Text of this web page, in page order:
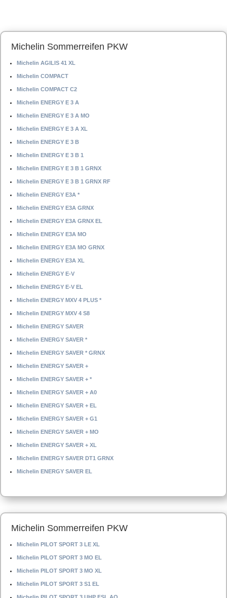
Michelin Sommerreifen PKW
Michelin AGILIS 41 XL
Michelin COMPACT
Michelin COMPACT C2
Michelin ENERGY E 3 A
Michelin ENERGY E 3 A MO
Michelin ENERGY E 3 A XL
Michelin ENERGY E 3 B
Michelin ENERGY E 3 B 1
Michelin ENERGY E 3 B 1 GRNX
Michelin ENERGY E 3 B 1 GRNX RF
Michelin ENERGY E3A *
Michelin ENERGY E3A GRNX
Michelin ENERGY E3A GRNX EL
Michelin ENERGY E3A MO
Michelin ENERGY E3A MO GRNX
Michelin ENERGY E3A XL
Michelin ENERGY E-V
Michelin ENERGY E-V EL
Michelin ENERGY MXV 4 PLUS *
Michelin ENERGY MXV 4 S8
Michelin ENERGY SAVER
Michelin ENERGY SAVER *
Michelin ENERGY SAVER * GRNX
Michelin ENERGY SAVER +
Michelin ENERGY SAVER + *
Michelin ENERGY SAVER + A0
Michelin ENERGY SAVER + EL
Michelin ENERGY SAVER + G1
Michelin ENERGY SAVER + MO
Michelin ENERGY SAVER + XL
Michelin ENERGY SAVER DT1 GRNX
Michelin ENERGY SAVER EL
Michelin Sommerreifen PKW
Michelin PILOT SPORT 3 LE XL
Michelin PILOT SPORT 3 MO EL
Michelin PILOT SPORT 3 MO XL
Michelin PILOT SPORT 3 S1 EL